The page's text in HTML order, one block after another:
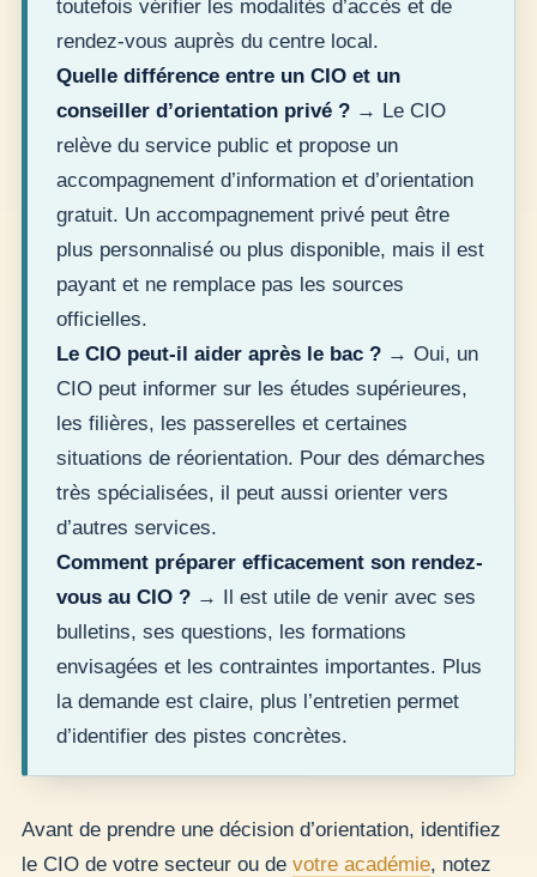
toutefois vérifier les modalités d’accès et de
rendez-vous auprès du centre local.
Quelle différence entre un CIO et un
conseiller d’orientation privé ? → Le CIO
relève du service public et propose un
accompagnement d’information et d’orientation
gratuit. Un accompagnement privé peut être
plus personnalisé ou plus disponible, mais il est
payant et ne remplace pas les sources
officielles.
Le CIO peut-il aider après le bac ? → Oui, un
CIO peut informer sur les études supérieures,
les filières, les passerelles et certaines
situations de réorientation. Pour des démarches
très spécialisées, il peut aussi orienter vers
d’autres services.
Comment préparer efficacement son rendez-
vous au CIO ? → Il est utile de venir avec ses
bulletins, ses questions, les formations
envisagées et les contraintes importantes. Plus
la demande est claire, plus l’entretien permet
d’identifier des pistes concrètes.
Avant de prendre une décision d’orientation, identifiez
le CIO de votre secteur ou de votre académie, notez